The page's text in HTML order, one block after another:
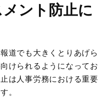
ント防止に
道でも大きくとりあげら
けられるようになってお
は人事労務における重要
。